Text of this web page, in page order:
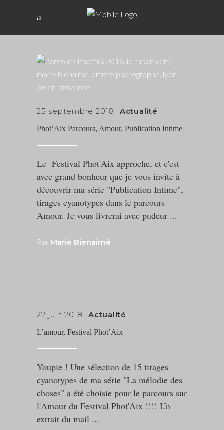
25 septembre 2018 Actualité
Phot’Aix Parcours, Amour, Publication Intime
Le Festival Phot'Aix approche, et c'est
avec grand bonheur que je vous invite à
découvrir ma série "Publication Intime",
tirages cyanotypes dans le parcours
Amour. Je vous livrerai avec pudeur
Par Marie Bienaimé
22 juin 2018 Actualité
L’amour, Festival Phot’Aix
Youpie ! Une sélection de 15 tirages
cyanotypes de ma série "La mélodie des
choses" a été choisie pour le parcours sur
l'Amour du Festival Phot'Aix !!!! Un
extrait du mail